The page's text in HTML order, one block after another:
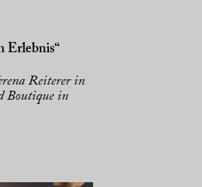
Erlebnis“
Reiterer in
Boutique in